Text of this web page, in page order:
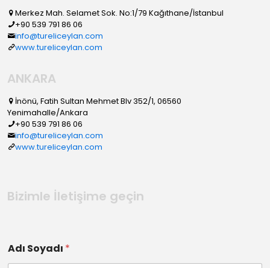
Merkez Mah. Selamet Sok. No:1/79 Kağıthane/İstanbul
+90 539 791 86 06
info@tureliceylan.com
www.tureliceylan.com
ANKARA
İnönü, Fatih Sultan Mehmet Blv 352/1, 06560
Yenimahalle/Ankara
+90 539 791 86 06
info@tureliceylan.com
www.tureliceylan.com
Bizimle İletişime geçin
Adı Soyadı *